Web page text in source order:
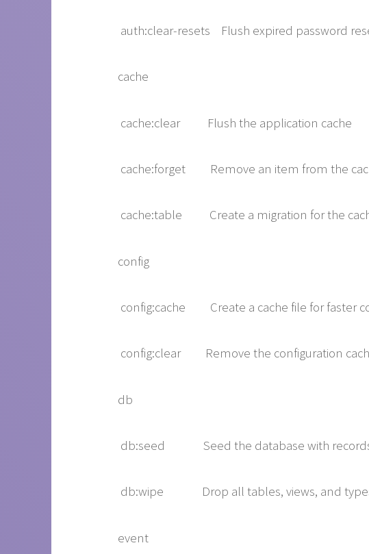
auth:clear-resets Flush expired password
cache
cache:clear Flush the application cache
cache:forget Remove an item from the
cache:table Create a migration for the
config
config:cache Create a cache file for faster
config:clear Remove the configuration
db
db:seed Seed the database with
db:wipe Drop all tables, views, and
event